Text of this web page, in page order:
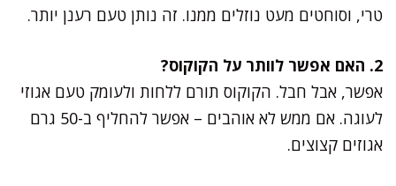
טרי, וסוחטים מעט נוזלים ממנו. זה נותן טעם רענן יותר.
2. האם אפשר לוותר על הקוקוס?
אפשר, אבל חבל. הקוקוס תורם ללחות ולעומק טעם אגוזי
לעוגה. אם ממש לא אוהבים – אפשר להחליף ב-50 גרם
אגוזים קצוצים.